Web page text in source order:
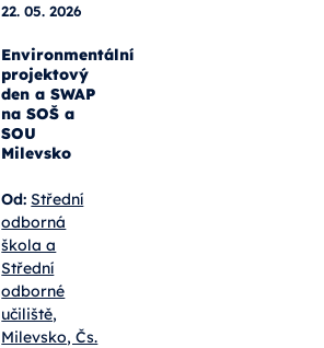
22. 05. 2026
Environmentální
projektový
den a SWAP
na SOŠ a
SOU
Milevsko
Od: Střední
odborná
škola a
Střední
odborné
učiliště,
Milevsko, Čs.